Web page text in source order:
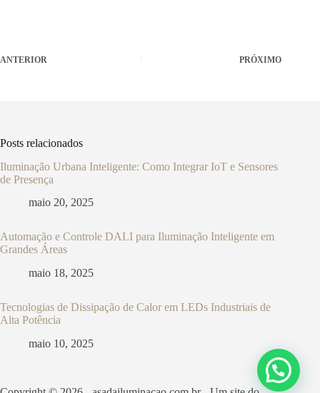
ANTERIOR PRÓXIMO
Posts relacionados
Iluminação Urbana Inteligente: Como Integrar IoT e Sensores
de Presença
maio 20, 2025
Automação e Controle DALI para Iluminação Inteligente em
Grandes Áreas
maio 18, 2025
Tecnologias de Dissipação de Calor em LEDs Industriais de
Alta Potência
maio 10, 2025